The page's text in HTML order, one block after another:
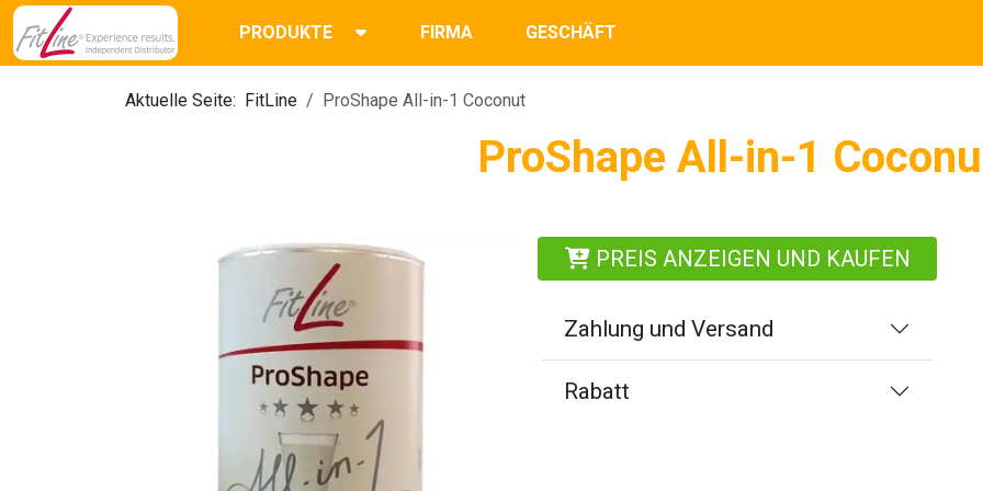
PRODUKTE FIRMA GESCHÄFT
Aktuelle Seite: FitLine ProShape All-in-1 Coconut
ProShape All-in-1
PREIS ANZEIGEN UND KAUFEN
Zahlung und Versand
Rabatt